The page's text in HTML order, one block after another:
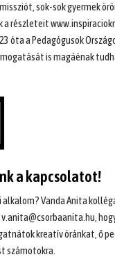
sok-sok gyermek
a részleteit
óta a Pedagógusok
is magáénak
a kapcsolatot!
alkalom? Vanda Anita
v.anita@csorbaanita.hu ,
kreatív óránkat, ő
számotokra.